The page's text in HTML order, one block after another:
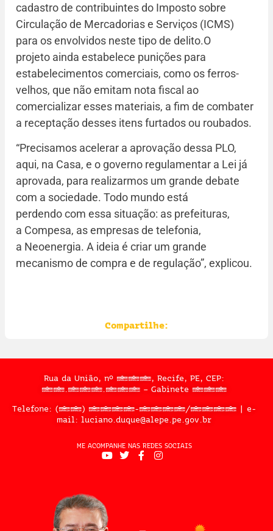
cadastro de contribuintes do Imposto sobre
Circulação de Mercadorias e Serviços (ICMS)
para os envolvidos neste tipo de delito.O
projeto ainda estabelece punições para
estabelecimentos comerciais, como os ferros-
velhos, que não emitam nota fiscal ao
comercializar esses materiais, a fim de combater
a receptação desses itens furtados ou roubados.
“Precisamos acelerar a aprovação dessa PLO,
aqui, na Casa, e o governo regulamentar a Lei já
aprovada, para realizarmos um grande debate
com a sociedade. Todo mundo está
perdendo com essa situação: as prefeituras,
a Compesa, as empresas de telefonia,
a Neoenergia. A ideia é criar um grande
mecanismo de compra e de regulação”, explicou.
Compartilhe:
Rua da União, nº 397, Recife, PE, CEP:
50.050.909 – Gabinete 302
Telefone: (81) 3183-2467/2324 | e-
mail: luciano.duque@alepe.pe.gov.br
ME ACOMPANHE NAS REDES SOCIAIS